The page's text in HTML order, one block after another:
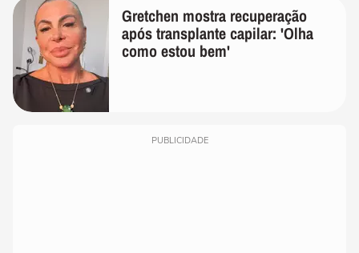
Gretchen mostra recuperação
após transplante capilar: 'Olha
como estou bem'
PUBLICIDADE